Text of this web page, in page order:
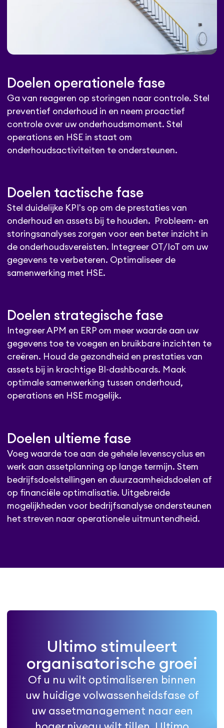
Doelen operationele fase
Ga van reageren op storingen naar controle. Stel
preventief onderhoud in en neem proactief
controle over uw onderhoudsmoment. Stel
operations en HSE in staat om
onderhoudsactiviteiten te ondersteunen.
Doelen tactische fase
Stel duidelijke KPI's op om de prestaties van
onderhoud en assets bij te houden. Probleem- en
storingsanalyses zorgen voor een beter inzicht in
de onderhoudsvereisten. Integreer OT/IoT om uw
gegevens te verbeteren. Optimaliseer de
samenwerking met HSE.
Doelen strategische fase
Integreer APM en ERP om meer waarde aan uw
gegevens toe te voegen en bruikbare inzichten te
creëren. Houd de gezondheid en prestaties van
assets bij in krachtige BI-dashboards. Maak
optimale samenwerking tussen onderhoud,
operations en HSE mogelijk.
Doelen ultieme fase
Voeg waarde toe aan de gehele levenscyclus en
werk aan assetplanning op lange termijn. Stem
bedrijfsdoelstellingen en duurzaamheidsdoelen af
op financiële optimalisatie. Uitgebreide
mogelijkheden voor bedrijfsanalyse ondersteunen
het streven naar operationele uitmuntendheid.
Ultimo stimuleert
organisatorische groei
Of u nu wilt optimaliseren binnen
uw huidige volwassenheidsfase of
uw assetmanagement naar een